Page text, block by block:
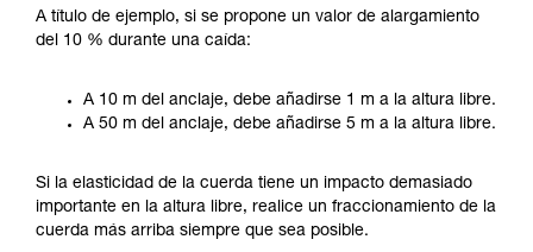
A título de ejemplo, si se propone un valor de alargamiento
del 10 % durante una caída:
A 10 m del anclaje, debe añadirse 1 m a la altura libre.
A 50 m del anclaje, debe añadirse 5 m a la altura libre.
Si la elasticidad de la cuerda tiene un impacto demasiado
importante en la altura libre, realice un fraccionamiento de la
cuerda más arriba siempre que sea posible.